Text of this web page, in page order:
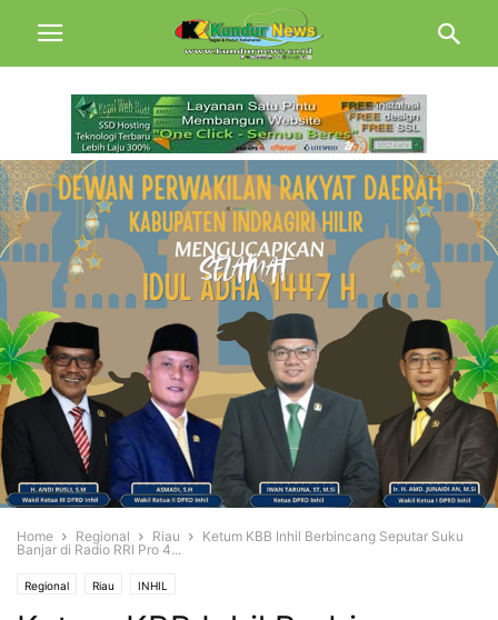
Home Regional Riau
Ketum KBB Inhil Berbincang Seputar Suku
Banjar di Radio RRI Pro 4...
Regional Riau INHIL